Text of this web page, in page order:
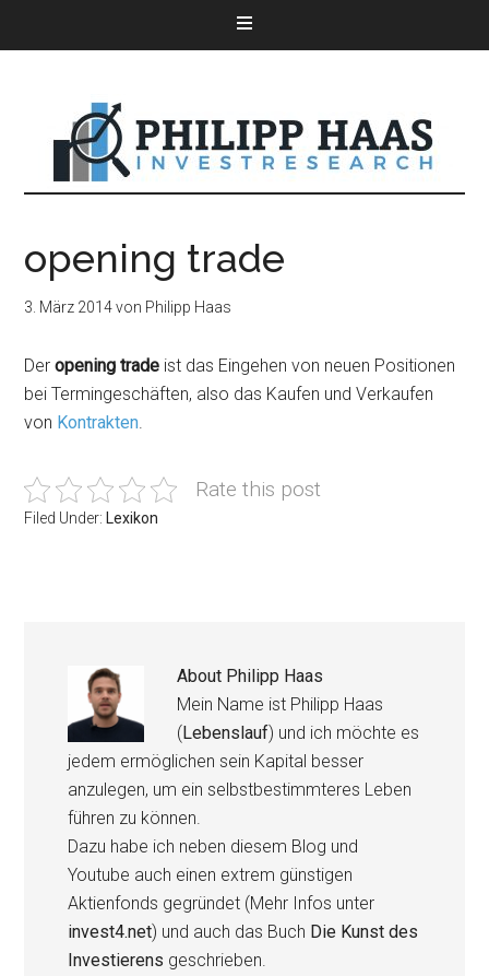
opening trade
3. März 2014von Philipp Haas
Der opening trade ist das Eingehen von neuen Positionen
bei Termingeschäften, also das Kaufen und Verkaufen
von Kontrakten.
Rate this post
Filed Under: Lexikon
About Philipp Haas
Mein Name ist Philipp Haas
(Lebenslauf) und ich möchte es
jedem ermöglichen sein Kapital besser
anzulegen, um ein selbstbestimmteres Leben
führen zu können.
Dazu habe ich neben diesem Blog und
Youtube auch einen extrem günstigen
Aktienfonds gegründet (Mehr Infos unter
invest4.net) und auch das Buch Die Kunst des
Investierens geschrieben.